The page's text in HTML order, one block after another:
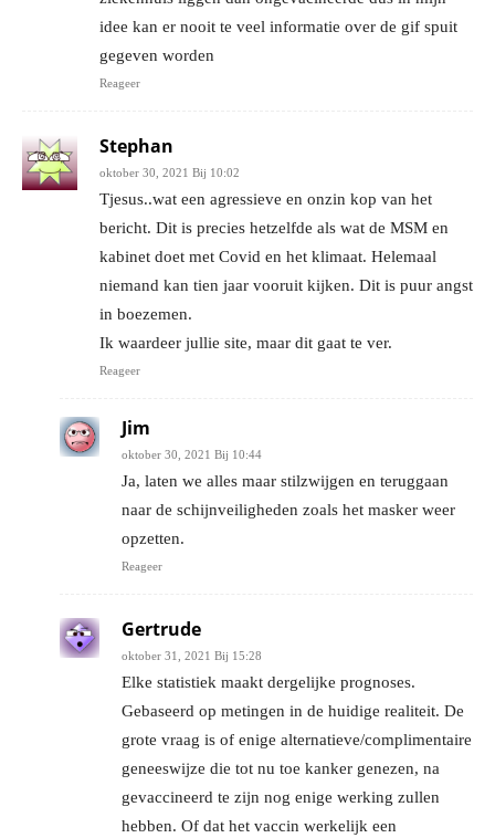
idee kan er nooit te veel informatie over de gif spuit
gegeven worden
Reageer
Stephan
oktober 30, 2021 Bij 10:02
Tjesus..wat een agressieve en onzin kop van het
bericht. Dit is precies hetzelfde als wat de MSM en
kabinet doet met Covid en het klimaat. Helemaal
niemand kan tien jaar vooruit kijken. Dit is puur angst
in boezemen.
Ik waardeer jullie site, maar dit gaat te ver.
Reageer
Jim
oktober 30, 2021 Bij 10:44
Ja, laten we alles maar stilzwijgen en teruggaan
naar de schijnveiligheden zoals het masker weer
opzetten.
Reageer
Gertrude
oktober 31, 2021 Bij 15:28
Elke statistiek maakt dergelijke prognoses.
Gebaseerd op metingen in de huidige realiteit. De
grote vraag is of enige alternatieve/complimentaire
geneeswijze die tot nu toe kanker genezen, na
gevaccineerd te zijn nog enige werking zullen
hebben. Of dat het vaccin werkelijk een